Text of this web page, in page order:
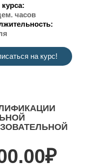
часов
на курс!